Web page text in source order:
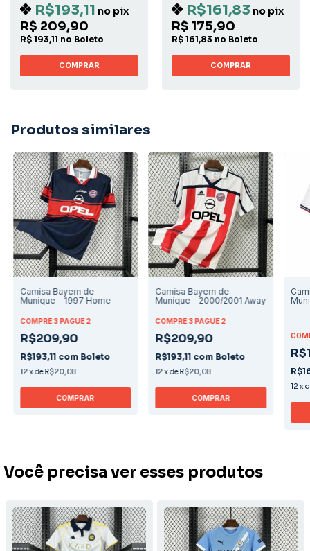
R$193,11 no pix
R$ 209,90
R$ 193,11 no Boleto
COMPRAR
R$161,83 no pix
R$ 175,90
R$ 161,83 no Boleto
COMPRAR
Produtos similares
Camisa Bayern de
Munique - 1997 Home
COMPRE 3 PAGUE 2
R$209,90
R$193,11 com Boleto
12xde R$20,08
COMPRAR
Camisa Bayern de
Munique - 2000/2001 Away
COMPRE 3 PAGUE 2
R$209,90
R$193,11 com Boleto
12xde R$20,08
COMPRAR
12 x
Você precisa ver esses produtos